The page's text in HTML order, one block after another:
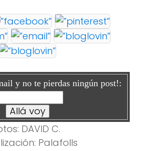
y no te pierdas ningún post!:
DAVID C.
Palafolls